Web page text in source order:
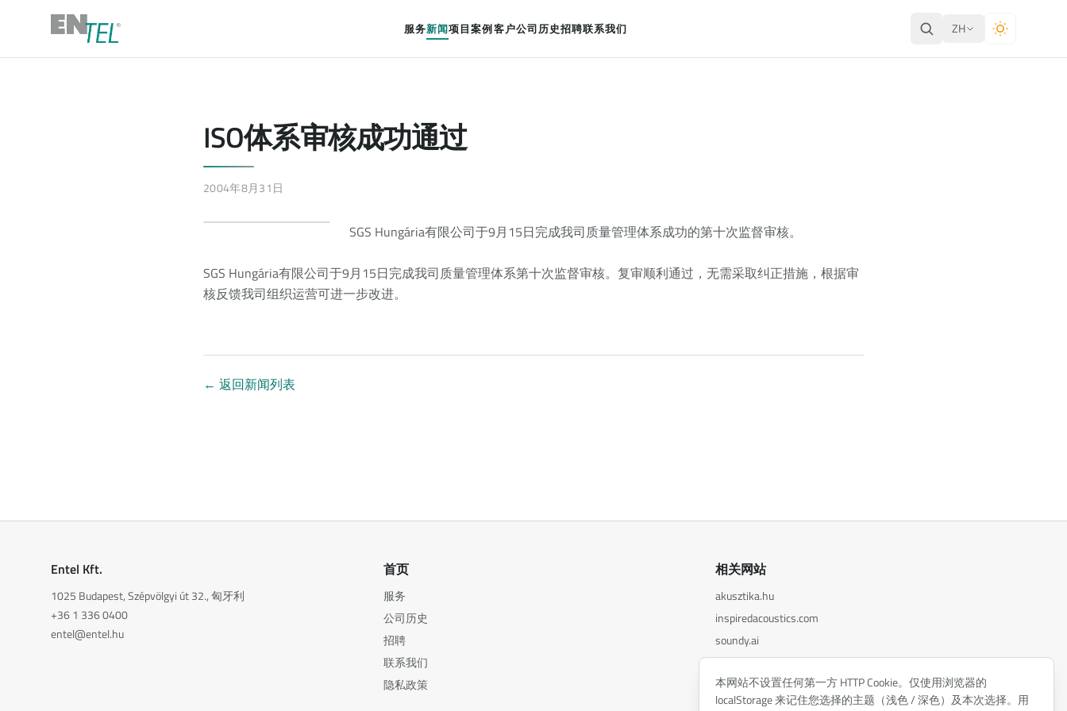
服务新闻项目案例客户公司历史招聘联系我们 ZH
ISO体系审核成功通过
2004年8月31日
SGS Hungária有限公司于9月15日完成我司质量管理体系成功的第十次监督审核。
SGS Hungária有限公司于9月15日完成我司质量管理体系第十次监督审核。复审顺利通过，无需采取纠正措施，根据审
核反馈我司组织运营可进一步改进。
← 返回新闻列表
Entel Kft.
1025 Budapest, Szépvölgyi út 32., 匈牙利
+36 1 336 0400
entel@entel.hu
首页
服务
公司历史
招聘
联系我们
隐私政策
相关网站
akusztika.hu
inspiredacoustics.com
soundy.ai
irat.ai
本网站不设置任何第一方 HTTP Cookie。仅使用浏览器的
localStorage 来记住您选择的主题（浅色 / 深色）及本次选择。用